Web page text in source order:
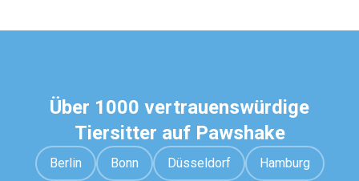
Über 1000 vertrauenswürdige
Tiersitter auf Pawshake
Berlin Bonn Düsseldorf Hamburg